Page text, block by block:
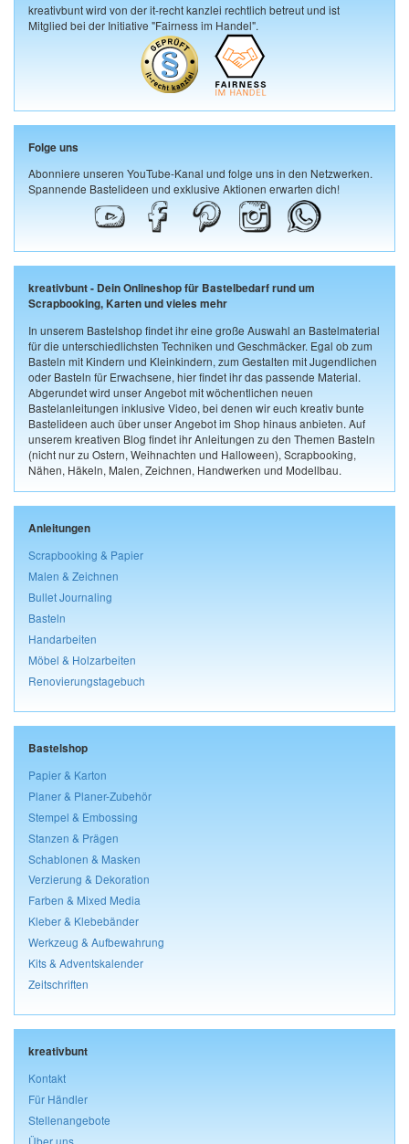
kreativbunt wird von der it-recht kanzlei rechtlich betreut und ist
Mitglied bei der Initiative "Fairness im Handel".
Folge uns
Abonniere unseren YouTube-Kanal und folge uns in den Netzwerken.
Spannende Bastelideen und exklusive Aktionen erwarten dich!
kreativbunt - Dein Onlineshop für Bastelbedarf rund um
Scrapbooking, Karten und vieles mehr
In unserem Bastelshop findet ihr eine große Auswahl an Bastelmaterial
für die unterschiedlichsten Techniken und Geschmäcker. Egal ob zum
Basteln mit Kindern und Kleinkindern, zum Gestalten mit Jugendlichen
oder Basteln für Erwachsene, hier findet ihr das passende Material.
Abgerundet wird unser Angebot mit wöchentlichen neuen
Bastelanleitungen inklusive Video, bei denen wir euch kreativ bunte
Bastelideen auch über unser Angebot im Shop hinaus anbieten. Auf
unserem kreativen Blog findet ihr Anleitungen zu den Themen Basteln
(nicht nur zu Ostern, Weihnachten und Halloween), Scrapbooking,
Nähen, Häkeln, Malen, Zeichnen, Handwerken und Modellbau.
Anleitungen
Scrapbooking & Papier
Malen & Zeichnen
Bullet Journaling
Basteln
Handarbeiten
Möbel & Holzarbeiten
Renovierungstagebuch
Bastelshop
Papier & Karton
Planer & Planer-Zubehör
Stempel & Embossing
Stanzen & Prägen
Schablonen & Masken
Verzierung & Dekoration
Farben & Mixed Media
Kleber & Klebebänder
Werkzeug & Aufbewahrung
Kits & Adventskalender
Zeitschriften
kreativbunt
Kontakt
Für Händler
Stellenangebote
Über uns